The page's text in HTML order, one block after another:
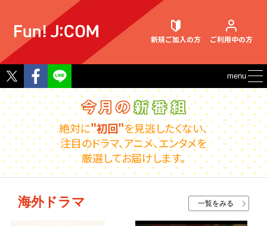
新規ご加入の方 ご利用中の方
契約内容確認・変更
お困りごと解決・よくあるご質問
Twitter
Facebook
menu
絶対に"初回"を見逃したくない、
注目のドラマ、アニメ、エンタメを
厳選してお届けします。
海外ドラマ 一覧をみる